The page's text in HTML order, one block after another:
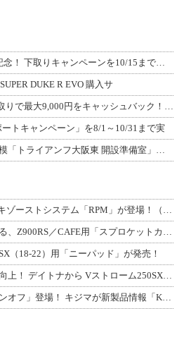
新型「RESO」インカム発売記念！ 下取りキャンペーンを10/15まで延長して開
DUKE R EVO 購入サ
B+COM 最新モデル購入・下取りで最大9,000円をキャッシュバック！「B+F
ートキャンペーン」を8/1～10/31まで実
【トライアンフ】関西最大規模「トライアンフ大阪東 開設準備室」がオープン！ 限定
RPM から ホンダ GROM用エキゾーストシステム「RPM」が登場！（動画あり
カスタムスプロケットを見せる、Z900RS／CAFE用「スプロケットカバーフルキ
（18-22）用「ニーパッド」が発売！
ゲル素材入りで快適＆足つき向上！ デイトナから Vストローム250SX用「快適ロ
ミラー用撥水フィルム「レインオフ」登場！ キジマが新製品情報「KIJIMA NE